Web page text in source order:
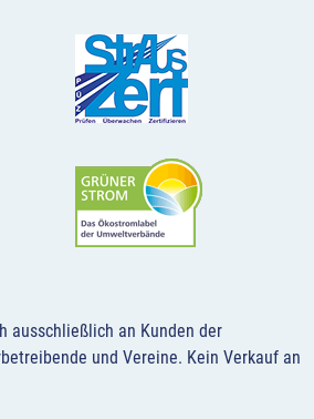
ausschließlich an Kunden der
und Vereine. Kein Verkauf an